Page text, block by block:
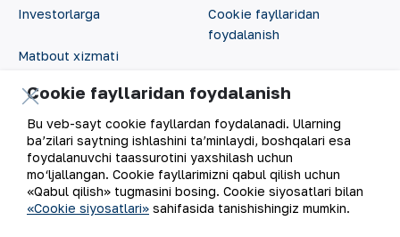
Investorlarga
Matbout xizmati
Karyera
Raqamli hukumat
Cookie fayllaridan
foydalanish
RSS feed
Cookie fayllaridan foydalanish
Bu veb-sayt cookie fayllardan foydalanadi. Ularning
ba’zilari saytning ishlashini ta’minlaydi, boshqalari esa
foydalanuvchi taassurotini yaxshilash uchun
mo‘ljallangan. Cookie fayllarimizni qabul qilish uchun
«Qabul qilish» tugmasini bosing. Cookie siyosatlari bilan
«Cookie siyosatlari» sahifasida tanishishingiz mumkin.